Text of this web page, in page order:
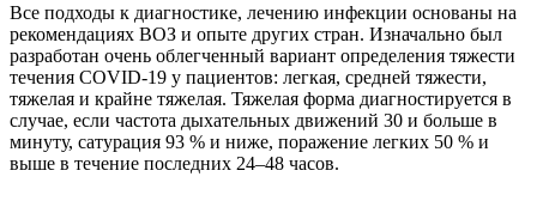
Все подходы к диагностике, лечению инфекции основаны на
рекомендациях ВОЗ и опыте других стран. Изначально был
разработан очень облегченный вариант определения тяжести
течения COVID-19 у пациентов: легкая, средней тяжести,
тяжелая и крайне тяжелая. Тяжелая форма диагностируется в
случае, если частота дыхательных движений 30 и больше в
минуту, сатурация 93 % и ниже, поражение легких 50 % и
выше в течение последних 24–48 часов.